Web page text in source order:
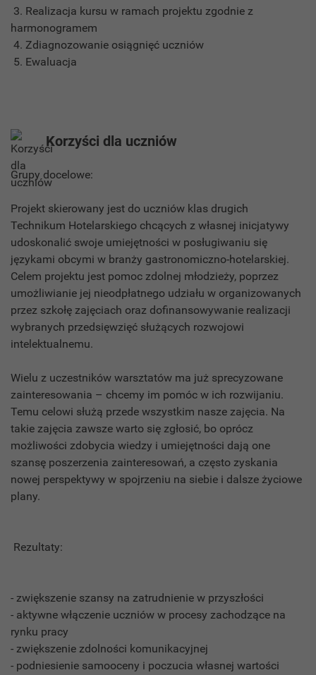
3. Realizacja kursu w ramach projektu zgodnie z
harmonogramem
4. Zdiagnozowanie osiągnięć uczniów
5. Ewaluacja
Korzyści dla uczniów
Grupy docelowe:
Projekt skierowany jest do uczniów klas drugich
Technikum Hotelarskiego chcących z własnej inicjatywy
udoskonalić swoje umiejętności w posługiwaniu się
językami obcymi w branży gastronomiczno-hotelarskiej.
Celem projektu jest pomoc zdolnej młodzieży, poprzez
umożliwianie jej nieodpłatnego udziału w organizowanych
przez szkołę zajęciach oraz dofinansowywanie realizacji
wybranych przedsięwzięć służących rozwojowi
intelektualnemu.
Wielu z uczestników warsztatów ma już sprecyzowane
zainteresowania – chcemy im pomóc w ich rozwijaniu.
Temu celowi służą przede wszystkim nasze zajęcia. Na
takie zajęcia zawsze warto się zgłosić, bo oprócz
możliwości zdobycia wiedzy i umiejętności dają one
szansę poszerzenia zainteresowań, a często zyskania
nowej perspektywy w spojrzeniu na siebie i dalsze życiowe
plany.
Rezultaty:
- zwiększenie szansy na zatrudnienie w przyszłości
- aktywne włączenie uczniów w procesy zachodzące na
rynku pracy
- zwiększenie zdolności komunikacyjnej
- podniesienie samooceny i poczucia własnej wartości